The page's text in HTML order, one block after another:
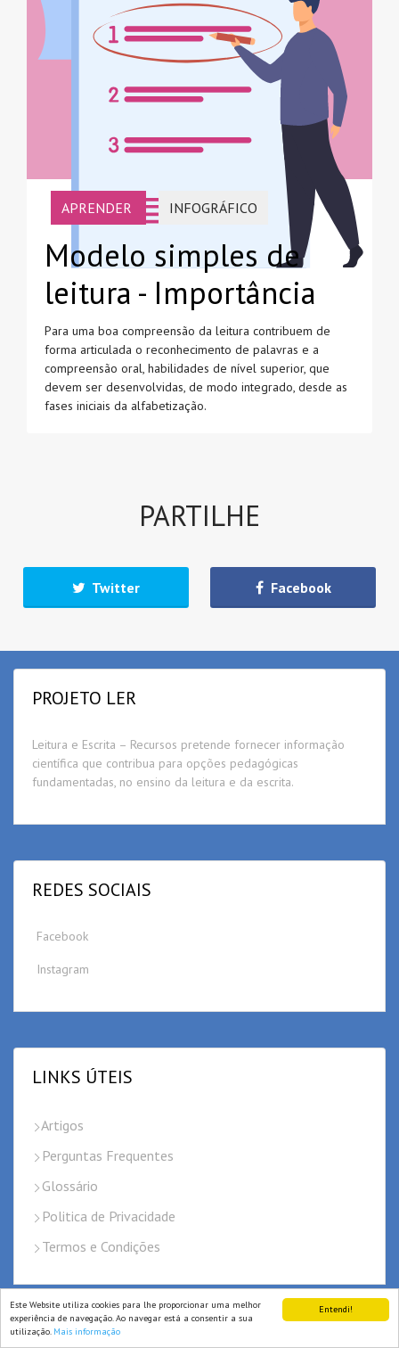
Entendi!
Este Website utiliza cookies para lhe proporcionar uma melhor
experiência de navegação. Ao navegar está a consentir a sua
utilização. Mais informação
APRENDER INFOGRÁFICO
Modelo simples de
leitura - Importância
Para uma boa compreensão da leitura contribuem de
forma articulada o reconhecimento de palavras e a
compreensão oral, habilidades de nível superior, que
devem ser desenvolvidas, de modo integrado, desde as
fases iniciais da alfabetização.
PARTILHE
Twitter Facebook
PROJETO LER
Leitura e Escrita – Recursos pretende fornecer informação
científica que contribua para opções pedagógicas
fundamentadas, no ensino da leitura e da escrita.
REDES SOCIAIS
Facebook
Instagram
LINKS ÚTEIS
Artigos
Perguntas Frequentes
Glossário
Politica de Privacidade
Termos e Condições